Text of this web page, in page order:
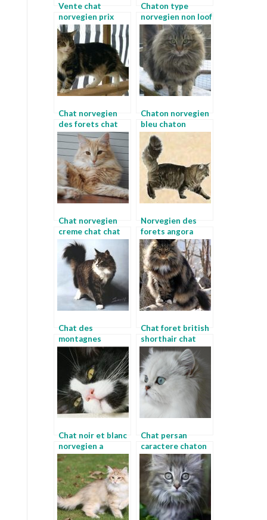
Vente chat
norvegien prix
chat chat com
Chaton type
norvegien non loof
chaton norvegien
bleu
Chat norvegien
des forets chat
nordique
Chaton norvegien
bleu chaton
norvegien bleu
Chat norvegien
creme chat chat
chat
Norvegien des
forets angora
norvegien
Chat des
montagnes
norvegiennes
chaton norvegien
gris
Chat foret british
shorthair chat
Chat noir et blanc
norvegien a
vendre
Chat persan
caractere chaton
norvegien noir et
blanc